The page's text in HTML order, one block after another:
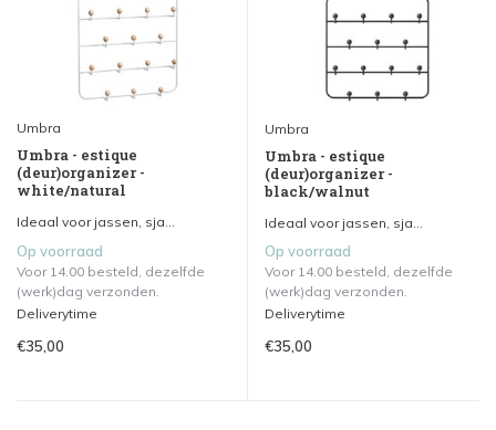
Umbra
Umbra - estique
(deur)organizer -
white/natural
Ideaal voor jassen, sja...
Op voorraad
Voor 14.00 besteld, dezelfde
(werk)dag verzonden.
Deliverytime
€35,00
Umbra
Umbra - estique
(deur)organizer -
black/walnut
Ideaal voor jassen, sja...
Op voorraad
Voor 14.00 besteld, dezelfde
(werk)dag verzonden.
Deliverytime
€35,00